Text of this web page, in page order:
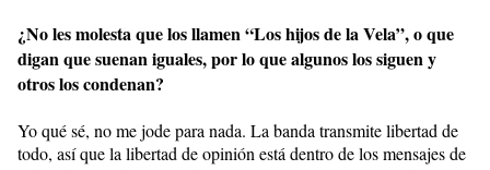
¿No les molesta que los llamen “Los hijos de la Vela”, o que
digan que suenan iguales, por lo que algunos los siguen y
otros los condenan?
Yo qué sé, no me jode para nada. La banda transmite libertad de
todo, así que la libertad de opinión está dentro de los mensajes de